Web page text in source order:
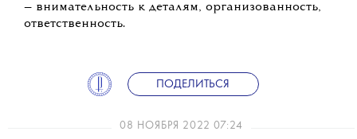
— внимательность к деталям, организованность,
ответственность.
ПОДЕЛИТЬСЯ
08 НОЯБРЯ 2022 07:24